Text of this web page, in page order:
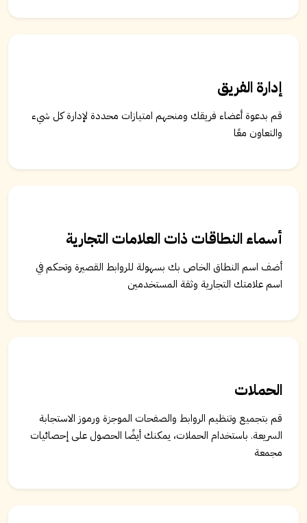
إدارة الفريق
قم بدعوة أعضاء فريقك ومنحهم امتيازات محددة لإدارة كل شيء
والتعاون معًا
أسماء النطاقات ذات العلامات التجارية
أضف اسم النطاق الخاص بك بسهولة للروابط القصيرة وتحكم في
اسم علامتك التجارية وثقة المستخدمين
الحملات
قم بتجميع وتنظيم الروابط والصفحات الموجزة ورموز الاستجابة
السريعة. باستخدام الحملات، يمكنك أيضًا الحصول على إحصائيات
مجمعة